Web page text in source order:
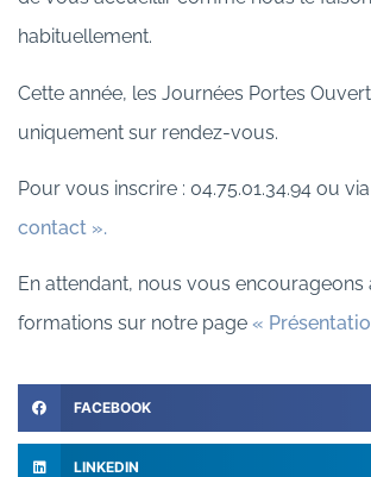
habituellement.
Cette année, les Journées Portes
uniquement sur rendez-vous.
Pour vous inscrire : 04.75.01.34.94 ou
contact ».
En attendant, nous vous
formations sur notre page «
FACEBOOK
LINKEDIN